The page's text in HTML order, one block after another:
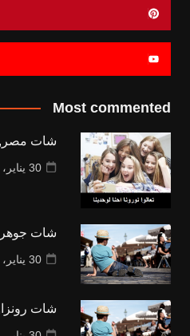
Most commented
شات
30 يناير، 2015
شات
30 يناير، 2015
شات